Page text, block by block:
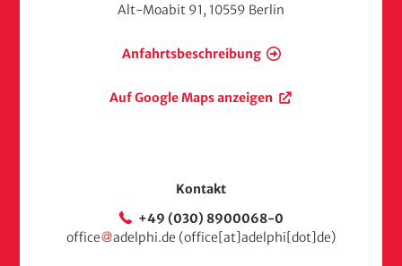
tAlt-Moabit 91, 10559 Berlin
Anfahrtsbeschreibung
Auf Google Maps anzeigen
Kontakt
+49 (030) 8900068-0
office
adelphi.de (office[at]adelphi[dot]de)